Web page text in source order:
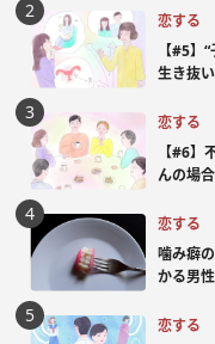
恋する
【#5
生き抜
恋する
【#6
んの場
恋する
噛み癖
かる男
恋する